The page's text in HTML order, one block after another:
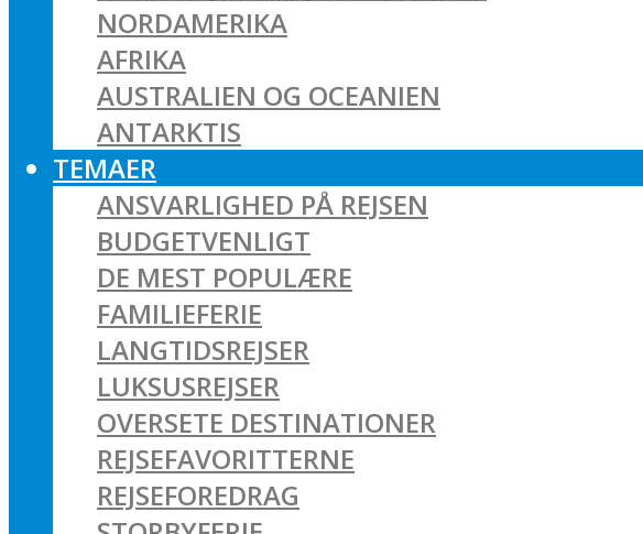
NORDAMERIKA
AFRIKA
AUSTRALIEN OG OCEANIEN
ANTARKTIS
TEMAER
ANSVARLIGHED PÅ REJSEN
BUDGETVENLIGT
DE MEST POPULÆRE
FAMILIEFERIE
LANGTIDSREJSER
LUKSUSREJSER
OVERSETE DESTINATIONER
REJSEFAVORITTERNE
REJSEFOREDRAG